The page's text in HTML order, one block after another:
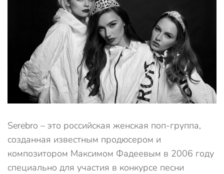
Serebro – это российская женская поп-группа,
созданная известным продюсером и
композитором Максимом Фадеевым в 2006 году
специально для участия в конкурсе песни